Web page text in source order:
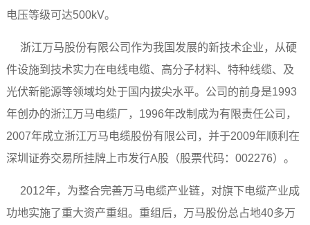
电压等级可达500kV。
浙江万马股份有限公司作为我国发展的新技术企业，从硬
件设施到技术实力在电线电缆、高分子材料、特种线缆、及
光伏新能源等领域均处于国内拔尖水平。公司的前身是1993
年创办的浙江万马电缆厂，1996年改制成为有限责任公司，
2007年成立浙江万马电缆股份有限公司，并于2009年顺利在
深圳证券交易所挂牌上市发行A股（股票代码：002276）。
2012年，为整合完善万马电缆产业链，对旗下电缆产业成
功地实施了重大资产重组。重组后，万马股份总占地40多万